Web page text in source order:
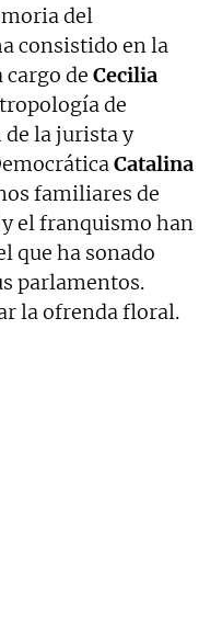
del
consistido en la
de Cecilia
de
la jurista y
Catalina
familiares de
el franquismo han
que ha sonado
parlamentos.
la ofrenda floral.